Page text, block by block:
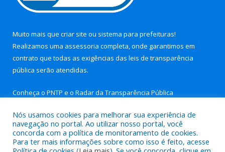
Muito mais que criar site ou sistema para prefeituras!
Realizamos uma assessoria completa, onde garantimos em
contrato que todas as exigências das leis de transparência
pública serão atendidas.
Conheça o PNTP e o Radar da Transparência Pública
Todos os direitos reservados a Prefeitura Municipal de Aurora
Nós usamos cookies para melhorar sua experiência de
navegação no portal. Ao utilizar nosso portal, você
concorda com a política de monitoramento de cookies.
Para ter mais informações sobre como isso é feito, acesse